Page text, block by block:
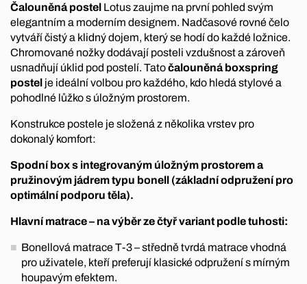
Čalouněná postel Lotus zaujme na první pohled svým
elegantním a moderním designem. Nadčasové rovné čelo
vytváří čistý a klidný dojem, který se hodí do každé ložnice.
Chromované nožky dodávají posteli vzdušnost a zároveň
usnadňují úklid pod postelí. Tatočalouněná boxspring
postel je ideální volbou pro každého, kdo hledá stylové a
pohodlné lůžko s úložným prostorem.
Konstrukce postele je složená z několika vrstev pro
dokonalý komfort:
Spodní box s integrovaným úložným prostorem a
pružinovým jádrem typu bonell (základní odpružení pro
optimální podporu těla).
Hlavní matrace – na výběr ze čtyř variant podle tuhosti:
Bonellová matrace T-3 – středně tvrdá matrace vhodná
pro uživatele, kteří preferují klasické odpružení s mírným
houpavým efektem.